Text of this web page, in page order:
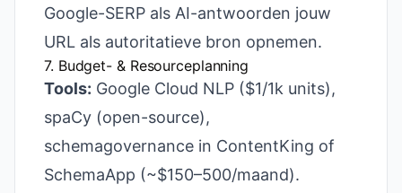
Google-SERP als AI-antwoorden jouw
URL als autoritatieve bron opnemen.
7. Budget- & Resourceplanning
Tools: Google Cloud NLP ($1/1k units),
spaCy (open-source),
schemagovernance in ContentKing of
SchemaApp (~$150–500/maand).